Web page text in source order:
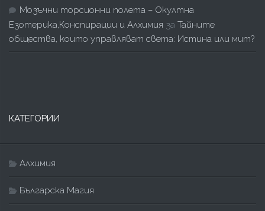
Мозъчни торсионни полета – Окултна
Езотерика,Конспирации и Алхимия за Тайните
общества, които управляват света: Истина или мит?
КАТЕГОРИИ
Алхимия
Българска Магия